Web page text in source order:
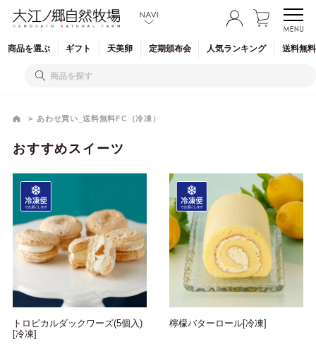
商品を選ぶ ギフト 天美卵 定期頒布会 人気ランキング 送料無
あわせ買い_送料無料FC（冷凍）
おすすめスイーツ
トロピカルダックワーズ(5個入)
[冷凍]
檸檬バターロール[冷凍]